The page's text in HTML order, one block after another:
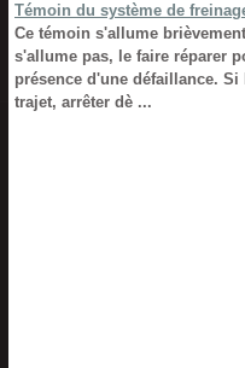
Témoin du système de
Ce témoin s'allume
s'allume pas, le faire réparer
présence d'une défaillance.
trajet, arrêter dè ...